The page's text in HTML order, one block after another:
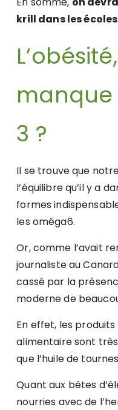
krill dans les
manque
3 ?
Il se trouve que
l’équilibre qu’il y a
formes
les oméga6.
Or, comme l’avait
journaliste au
cassé par la
moderne de
En effet, les
alimentaire sont
que l’huile de
Quant aux bêtes
nourries avec de